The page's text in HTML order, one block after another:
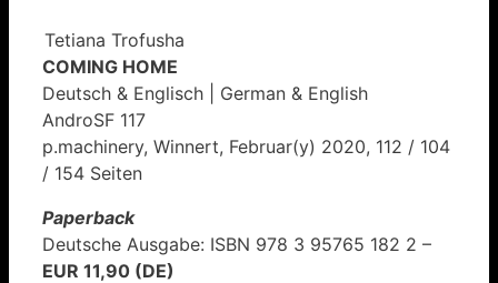
Tetiana Trofusha
COMING HOME
Deutsch & Englisch | German & English
AndroSF 117
p.machinery, Winnert, Februar(y) 2020, 112 / 104
/ 154 Seiten
Paperback
Deutsche Ausgabe: ISBN 978 3 95765 182 2 –
EUR 11,90 (DE)